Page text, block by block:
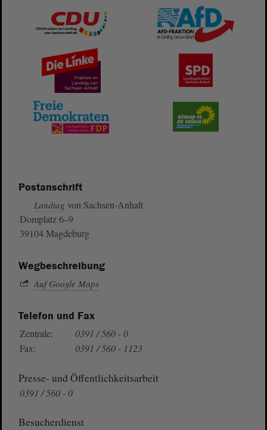
Postanschrift
Landtag von Sachsen-Anhalt
Domplatz 6–9
39104 Magdeburg
Wegbeschreibung
Auf Google Maps
Telefon und Fax
Zentrale:
0391 / 560 - 0
Fax:
0391 / 560 - 1123
Presse- und Öffentlichkeitsarbeit
0391 / 560 - 0
Besucherdienst